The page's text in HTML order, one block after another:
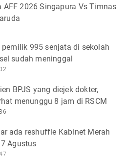
2026 Singapura Vs Timnas
pemilik 995 senjata di sekolah
sudah meninggal
BPJS yang diejek dokter,
menunggu 8 jam di RSCM
ada reshuffle Kabinet Merah
Agustus